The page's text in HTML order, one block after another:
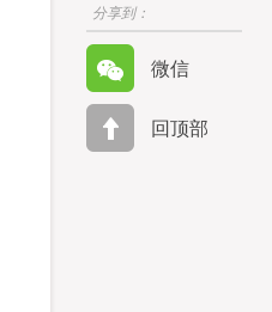
分享到：
微信
回顶部